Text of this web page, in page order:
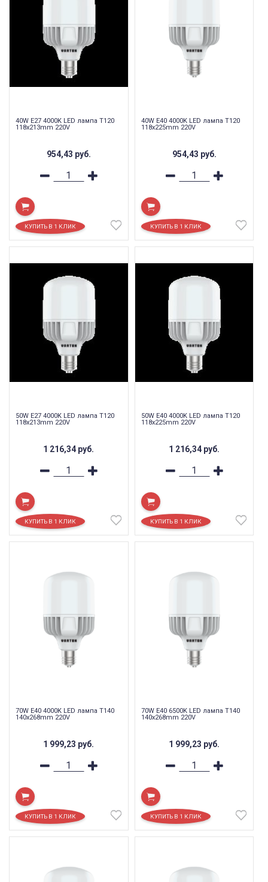
40W E27 4000K LED лампа T120
118x213mm 220V
954,43 руб.
40W E40 4000K LED лампа T120
118x225mm 220V
954,43 руб.
50W E27 4000K LED лампа T120
118x213mm 220V
1 216,34 руб.
50W E40 4000K LED лампа T120
118x225mm 220V
1 216,34 руб.
70W E40 4000K LED лампа T140
140x268mm 220V
1 999,23 руб.
70W E40 6500K LED лампа T140
140x268mm 220V
1 999,23 руб.